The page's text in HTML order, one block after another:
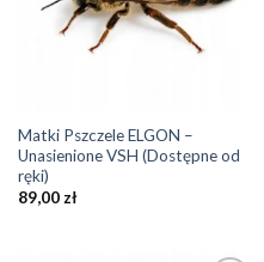
Matki Pszczele ELGON –
Unasienione VSH (Dostępne od
ręki)
89,00 zł